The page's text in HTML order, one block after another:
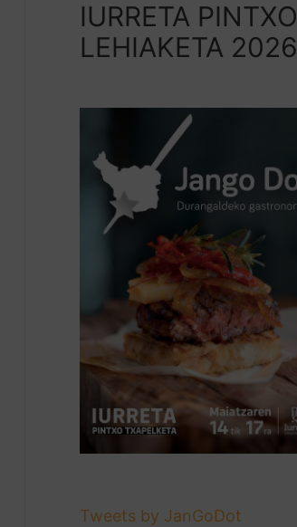
IURRETA PINTXO
LEHIAKETA 2026
Tweets by JanGoDot